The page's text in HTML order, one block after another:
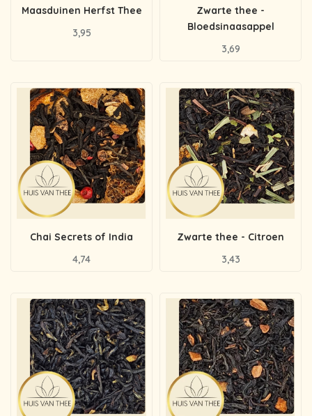
Maasduinen Herfst Thee
3,95
Zwarte thee -
Bloedsinaasappel
3,69
Chai Secrets of India
4,74
Zwarte thee - Citroen
3,43